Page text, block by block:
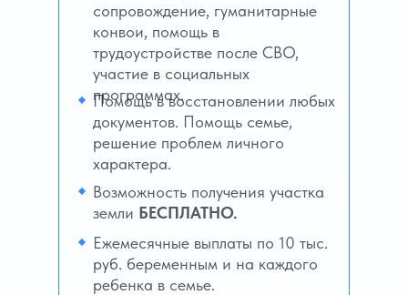
сопровождение, гуманитарные
конвои, помощь в
трудоустройстве после СВО,
участие в социальных
программах.
Помощь в восстановлении любых
документов. Помощь семье,
решение проблем личного
характера.
Возможность получения участка
земли БЕСПЛАТНО.
Ежемесячные выплаты по 10 тыс.
руб. беременным и на каждого
ребенка в семье.